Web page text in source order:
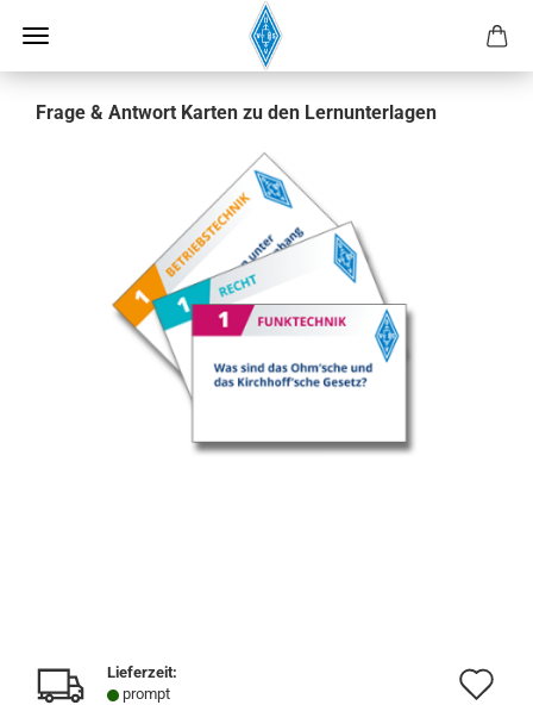
Frage & Antwort Karten zu den Lernunterlagen
Lieferzeit:
prompt